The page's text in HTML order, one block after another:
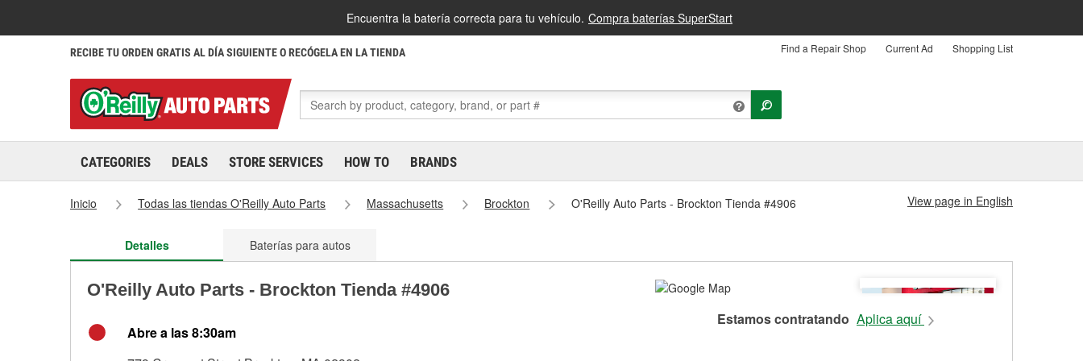
Encuentra la batería correcta para tu vehículo. Compra baterías SuperStart
RECIBE TU ORDEN GRATIS AL DÍA SIGUIENTE O RECÓGELA EN LA TIENDA Find a Repair Shop Current Ad Shopping List
CATEGORIES DEALS STORE SERVICES HOW TO BRANDS
Inicio Todas las tiendas O'Reilly Auto Parts Massachusetts Brockton O'Reilly Auto Parts - Brockton Tienda #4906 View page in English
Detalles Baterías para autos
O'Reilly Auto Parts - Brockton Tienda #4906
Abre a las 8:30am
Estamos contratando Aplica aquí